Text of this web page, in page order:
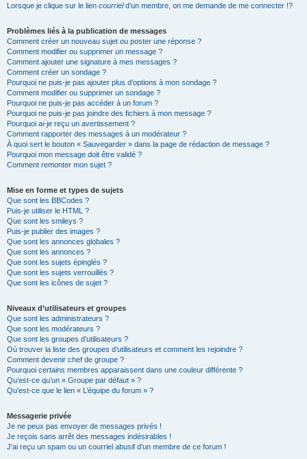
Lorsque je clique sur le lien courrield’un membre, on me demande de me connecter !?
Problèmes liés à la publication de messages
Comment créer un nouveau sujet ou poster une réponse ?
Comment modifier ou supprimer un message ?
Comment ajouter une signature à mes messages ?
Comment créer un sondage ?
Pourquoi ne puis-je pas ajouter plus d’options à mon sondage ?
Comment modifier ou supprimer un sondage ?
Pourquoi ne puis-je pas accéder à un forum ?
Pourquoi ne puis-je pas joindre des fichiers à mon message ?
Pourquoi ai-je reçu un avertissement ?
Comment rapporter des messages à un modérateur ?
À quoi sert le bouton « Sauvegarder » dans la page de rédaction de message ?
Pourquoi mon message doit être validé ?
Comment remonter mon sujet ?
Mise en forme et types de sujets
Que sont les BBCodes ?
Puis-je utiliser le HTML ?
Que sont les smileys ?
Puis-je publier des images ?
Que sont les annonces globales ?
Que sont les annonces ?
Que sont les sujets épinglés ?
Que sont les sujets verrouillés ?
Que sont les icônes de sujet ?
Niveaux d’utilisateurs et groupes
Que sont les administrateurs ?
Que sont les modérateurs ?
Que sont les groupes d’utilisateurs ?
Où trouver la liste des groupes d’utilisateurs et comment les rejoindre ?
Comment devenir chef de groupe ?
Pourquoi certains membres apparaissent dans une couleur différente ?
Qu’est-ce qu’un « Groupe par défaut » ?
Qu’est-ce que le lien « L’équipe du forum » ?
Messagerie privée
Je ne peux pas envoyer de messages privés !
Je reçois sans arrêt des messages indésirables !
J’ai reçu un spam ou un courriel abusif d’un membre de ce forum !